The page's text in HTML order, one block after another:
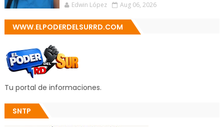
Edwin López Aug 06, 2026
WWW.ELPODERDELSURRD.COM
Tu portal de informaciones.
SNTP